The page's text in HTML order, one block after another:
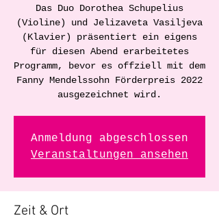
Das Duo Dorothea Schupelius
(Violine) und Jelizaveta Vasiljeva
(Klavier) präsentiert ein eigens
für diesen Abend erarbeitetes
Programm, bevor es offziell mit dem
Fanny Mendelssohn Förderpreis 2022
ausgezeichnet wird.
Anmeldung abgeschlossen
Veranstaltungen ansehen
Zeit & Ort